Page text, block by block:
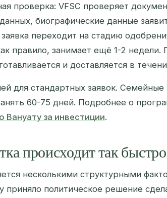
проверка: VFSC проверяет
биографические данные
переходит на стадию
правило, занимает ещё 1-2 недели.
и доставляется в
для стандартных заявок. Семейные
60-75 дней. Подробнее о
Вануату за инвестиции.
происходит так
несколькими структурными
приняло политическое решение